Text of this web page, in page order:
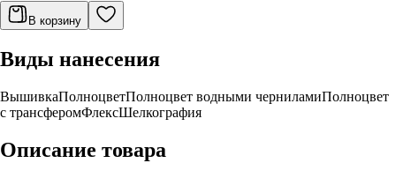
В корзину
Виды нанесения
ВышивкаПолноцветПолноцвет водными черниламиПолноцвет
с трансферомФлексШелкография
Описание товара